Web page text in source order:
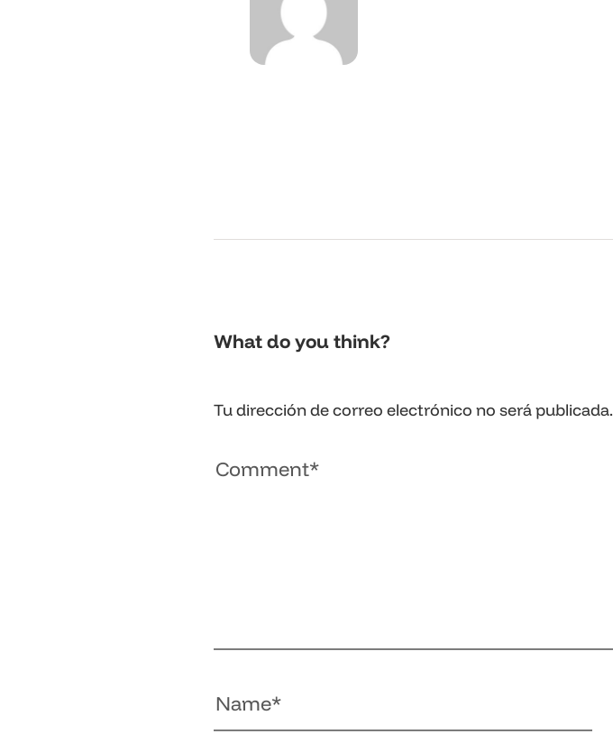
What do you think?
Tu dirección de correo electrónico no será publicada.